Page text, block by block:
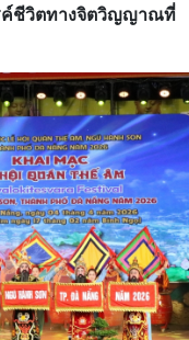
ชีวิตทางจิตวิญญาณที่